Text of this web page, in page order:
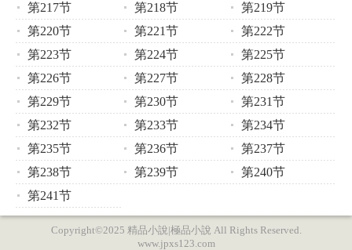
第217节
第218节
第219节
第220节
第221节
第222节
第223节
第224节
第225节
第226节
第227节
第228节
第229节
第230节
第231节
第232节
第233节
第234节
第235节
第236节
第237节
第238节
第239节
第240节
第241节
Copyright©2025 精品小說|極品小說 All Rights Reserved.
www.jpxs123.com